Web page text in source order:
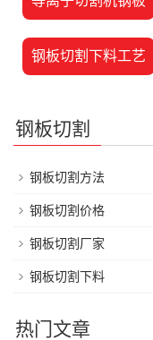
钢板切割下料工艺
钢板切割
钢板切割方法
钢板切割价格
钢板切割厂家
钢板切割下料
热门文章